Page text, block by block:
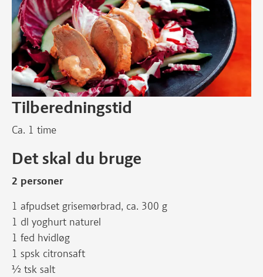
Tilberedningstid
Ca. 1 time
Det skal du bruge
2 personer
1 afpudset grisemørbrad, ca. 300 g
1 dl yoghurt naturel
1 fed hvidløg
1 spsk citronsaft
½ tsk salt